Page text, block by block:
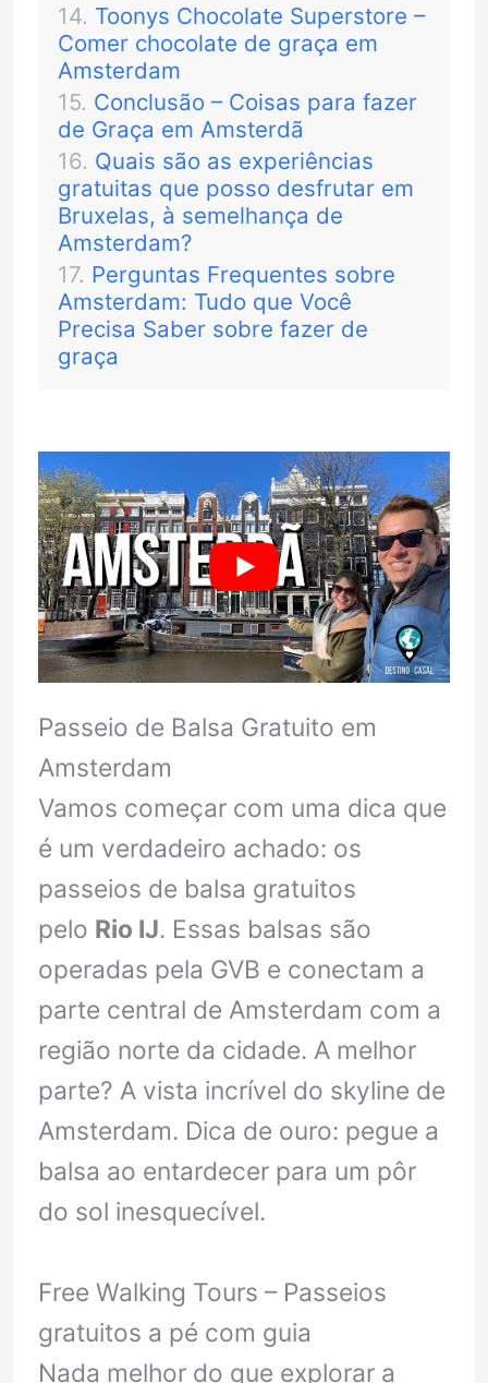
Toonys Chocolate Superstore –
Comer chocolate de graça em
Amsterdam
Conclusão – Coisas para fazer
de Graça em Amsterdã
Quais são as experiências
gratuitas que posso desfrutar em
Bruxelas, à semelhança de
Amsterdam?
Perguntas Frequentes sobre
Amsterdam: Tudo que Você
Precisa Saber sobre fazer de
graça
Passeio de Balsa Gratuito em
Amsterdam
Vamos começar com uma dica que
é um verdadeiro achado: os
passeios de balsa gratuitos
pelo Rio IJ. Essas balsas são
operadas pela GVB e conectam a
parte central de Amsterdam com a
região norte da cidade. A melhor
parte? A vista incrível do skyline de
Amsterdam. Dica de ouro: pegue a
balsa ao entardecer para um pôr
do sol inesquecível.
Free Walking Tours – Passeios
gratuitos a pé com guia
Nada melhor do que explorar a